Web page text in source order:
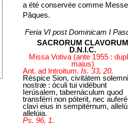
a été conservée comme
Pâques.
Feria VI post Dominicam I
SACRORUM CLAVORUM
D.N.I.C.
Missa Votiva (ante 1955 :
maius)
Ant. ad Introitum. Is. 33, 20.
Réspice Sion, civitátem
nostræ : óculi tui vidébunt
Ierúsalem, tabernáculum quod
transférri non póterit, nec
clavi eius in sempitérnum,
allelúia.
Ps. 96, 1.